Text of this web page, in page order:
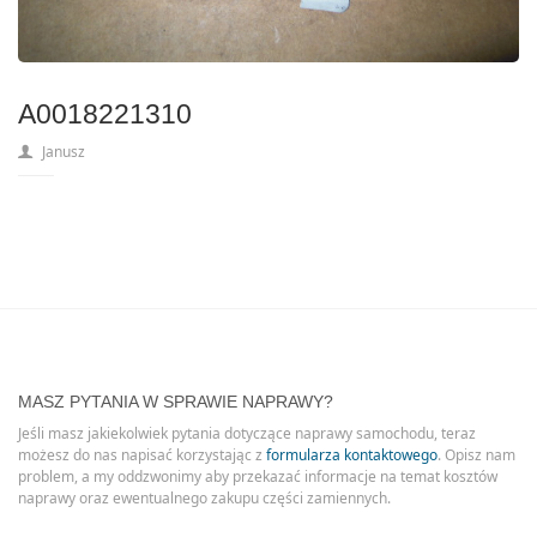
A0018221310
Janusz
MASZ PYTANIA W SPRAWIE NAPRAWY?
Jeśli masz jakiekolwiek pytania dotyczące naprawy samochodu, teraz
możesz do nas napisać korzystając z formularza kontaktowego. Opisz nam
problem, a my oddzwonimy aby przekazać informacje na temat kosztów
naprawy oraz ewentualnego zakupu części zamiennych.